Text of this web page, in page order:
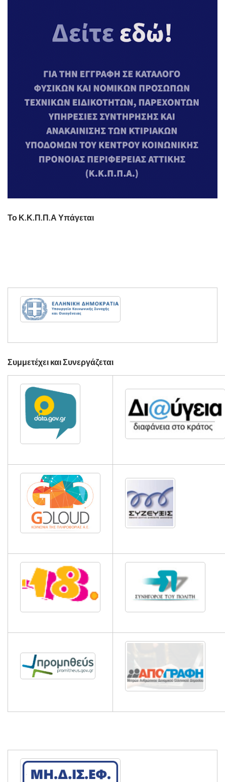
Το Κ.Κ.Π.Π.Α Υπάγεται
Συμμετέχει και Συνεργάζεται